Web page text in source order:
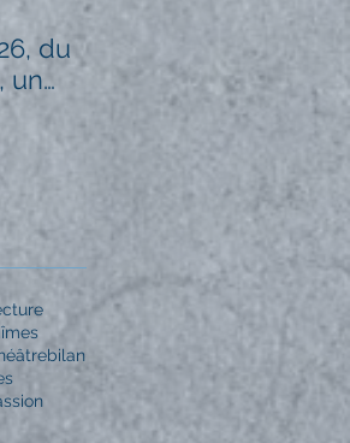
du
un
Un festival
d'Avignon de feu en
2026 !
bilan